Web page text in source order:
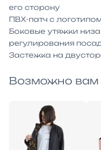
его сторону
ПВХ-патч с
Боковые утяжки
регулирования
Застежка на
Возможно вам